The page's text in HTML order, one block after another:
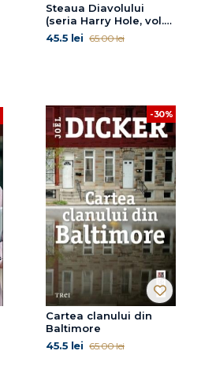
Steaua Diavolului
(seria Harry Hole, vol.
5)
45.5 lei 65.00 lei
-30%
Cartea clanului din
Baltimore
45.5 lei 65.00 lei